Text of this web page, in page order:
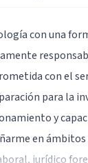
con una
con el
para la
y
en
jurídico